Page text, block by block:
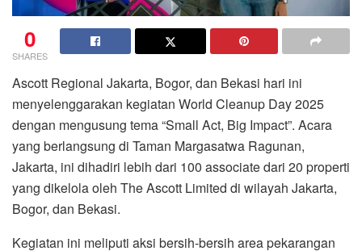
0
SHARES
Ascott Regional Jakarta, Bogor, dan Bekasi hari ini
menyelenggarakan kegiatan World Cleanup Day 2025
dengan mengusung tema “Small Act, Big Impact”. Acara
yang berlangsung di Taman Margasatwa Ragunan,
Jakarta, ini dihadiri lebih dari 100 associate dari 20 properti
yang dikelola oleh The Ascott Limited di wilayah Jakarta,
Bogor, dan Bekasi.
Kegiatan ini meliputi aksi bersih-bersih area pekarangan